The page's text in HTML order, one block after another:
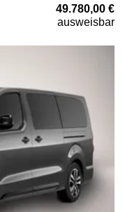
49.780,00 €
ausweisbar